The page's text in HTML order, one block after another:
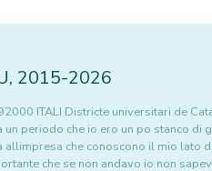
, 2015-2026
ITALI Districte universitari de
un periodo che io ero un po stanco
che conoscono il mio lato
che se non andavo io non